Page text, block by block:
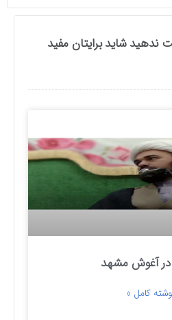
شاید برایتان مفید
آغوش مشهد
کامل »